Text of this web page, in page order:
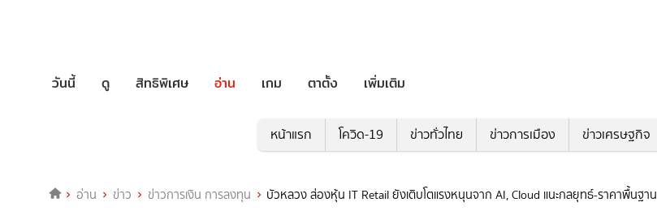
วันนี้ ดู สิทธิพิเศษ อ่าน เกม ตาตั้ง เพิ่มเติม
หน้าแรก โควิด-19 ข่าวทั่วไทย ข่าวการเมือง ข่าวเศรษฐกิจ
อ่าน ข่าว ข่าวการเงิน การลงทุน บัวหลวง ส่องหุ้น IT Retail ยังเติบโตแรงหนุนจาก AI, Cloud แนะกลยุทธ์-ราคาพื้นฐาน